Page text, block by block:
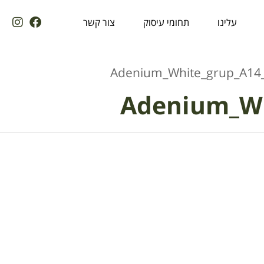
עלינו תחומי עיסוק צור קשר